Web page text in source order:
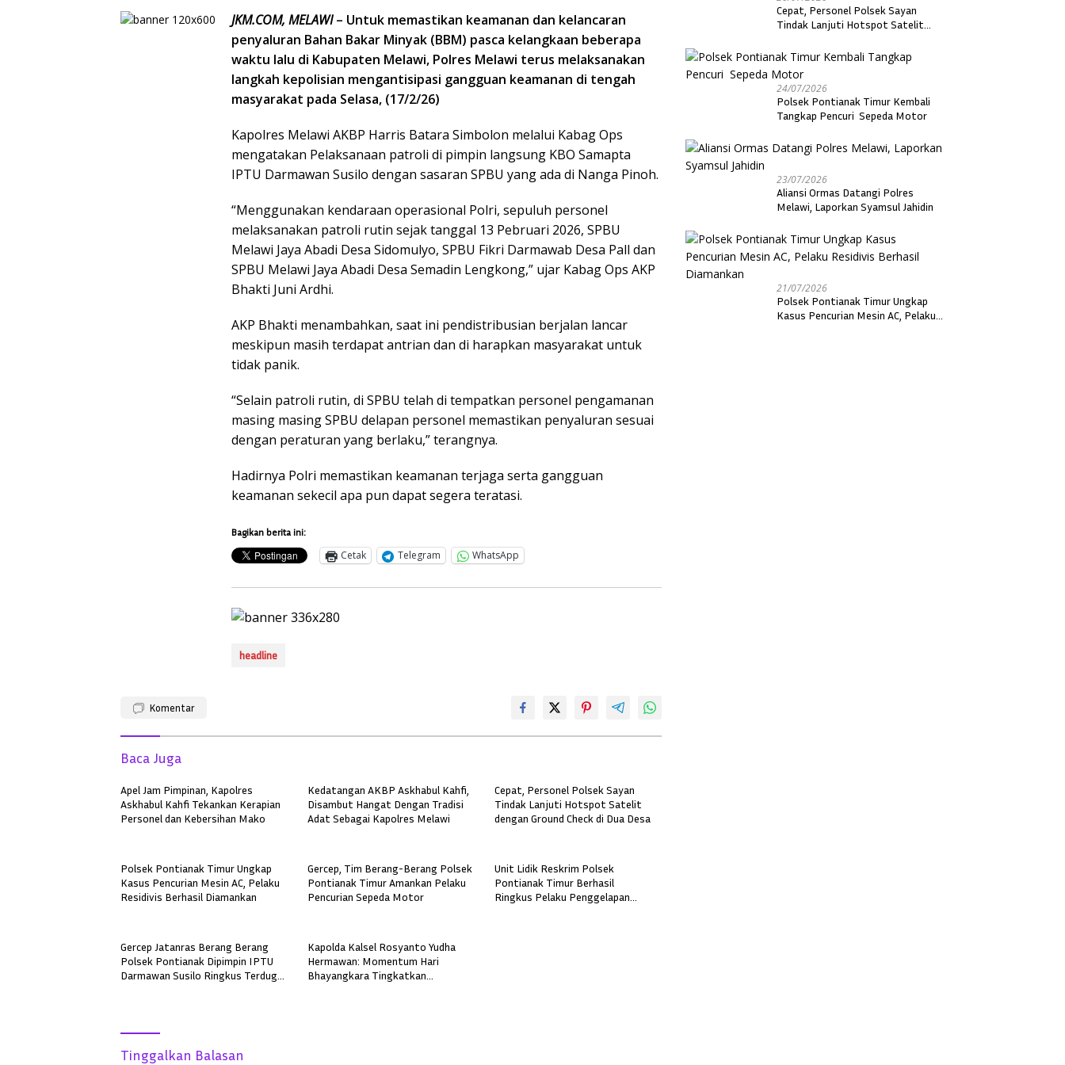
JKM.COM, MELAWI– Untuk memastikan keamanan dan kelancaran
penyaluran Bahan Bakar Minyak (BBM) pasca kelangkaan beberapa
waktu lalu di Kabupaten Melawi, Polres Melawi terus melaksanakan
langkah kepolisian mengantisipasi gangguan keamanan di tengah
masyarakat pada Selasa, (17/2/26)
Kapolres Melawi AKBP Harris Batara Simbolon melalui Kabag Ops
mengatakan Pelaksanaan patroli di pimpin langsung KBO Samapta
IPTU Darmawan Susilo dengan sasaran SPBU yang ada di Nanga Pinoh.
“Menggunakan kendaraan operasional Polri, sepuluh personel
melaksanakan patroli rutin sejak tanggal 13 Pebruari 2026, SPBU
Melawi Jaya Abadi Desa Sidomulyo, SPBU Fikri Darmawab Desa Pall dan
SPBU Melawi Jaya Abadi Desa Semadin Lengkong,” ujar Kabag Ops AKP
Bhakti Juni Ardhi.
AKP Bhakti menambahkan, saat ini pendistribusian berjalan lancar
meskipun masih terdapat antrian dan di harapkan masyarakat untuk
tidak panik.
“Selain patroli rutin, di SPBU telah di tempatkan personel pengamanan
masing masing SPBU delapan personel memastikan penyaluran sesuai
dengan peraturan yang berlaku,” terangnya.
Hadirnya Polri memastikan keamanan terjaga serta gangguan
keamanan sekecil apa pun dapat segera teratasi.
Bagikan berita ini:
Cetak Telegram WhatsApp
headline
Komentar
Baca Juga
Apel Jam Pimpinan, Kapolres
Askhabul Kahfi Tekankan Kerapian
Personel dan Kebersihan Mako
Kedatangan AKBP Askhabul Kahfi,
Disambut Hangat Dengan Tradisi
Adat Sebagai Kapolres Melawi
Cepat, Personel Polsek Sayan
Tindak Lanjuti Hotspot Satelit
dengan Ground Check di Dua Desa
Polsek Pontianak Timur Ungkap
Kasus Pencurian Mesin AC, Pelaku
Residivis Berhasil Diamankan
Gercep, Tim Berang-Berang Polsek
Pontianak Timur Amankan Pelaku
Pencurian Sepeda Motor
Unit Lidik Reskrim Polsek
Pontianak Timur Berhasil
Ringkus Pelaku Penggelapan
Gercep Jatanras Berang Berang
Polsek Pontianak Dipimpin IPTU
Darmawan Susilo Ringkus Terduga
Kapolda Kalsel Rosyanto Yudha
Hermawan: Momentum Hari
Bhayangkara Tingkatkan
Tinggalkan Balasan
Cepat, Personel Polsek Sayan
Tindak Lanjuti Hotspot Satelit
24/07/2026
Polsek Pontianak Timur Kembali
Tangkap Pencuri Sepeda Motor
23/07/2026
Aliansi Ormas Datangi Polres
Melawi, Laporkan Syamsul Jahidin
21/07/2026
Polsek Pontianak Timur Ungkap
Kasus Pencurian Mesin AC, Pelaku